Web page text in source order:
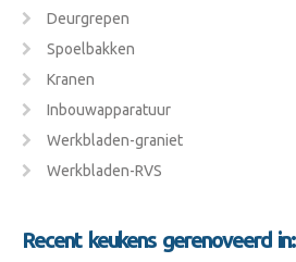
Deurgrepen
Spoelbakken
Kranen
Inbouwapparatuur
Werkbladen-graniet
Werkbladen-RVS
Recent keukens gerenoveerd in: